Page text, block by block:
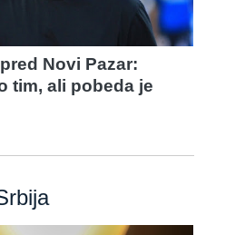
Novi Pazar:
tim, ali pobeda je